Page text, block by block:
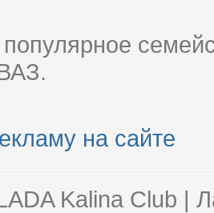
на сайте
Kalina Club |